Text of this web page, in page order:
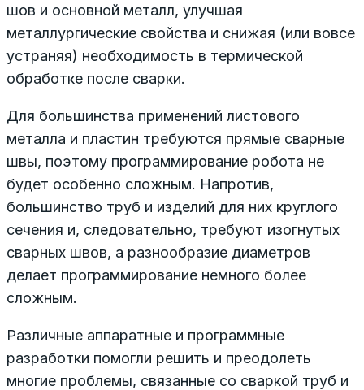
шов и основной металл, улучшая
металлургические свойства и снижая (или вовсе
устраняя) необходимость в термической
обработке после сварки.
Для большинства применений листового
металла и пластин требуются прямые сварные
швы, поэтому программирование робота не
будет особенно сложным. Напротив,
большинство труб и изделий для них круглого
сечения и, следовательно, требуют изогнутых
сварных швов, а разнообразие диаметров
делает программирование немного более
сложным.
Различные аппаратные и программные
разработки помогли решить и преодолеть
многие проблемы, связанные со сваркой труб и